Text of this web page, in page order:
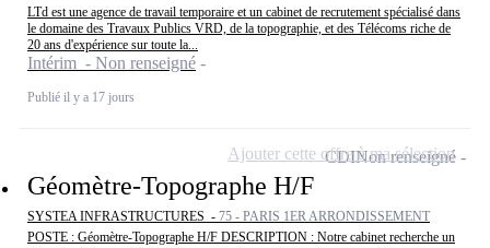
LTd est une agence de travail temporaire et un cabinet de recrutement spécialisé dans
le domaine des Travaux Publics VRD, de la topographie, et des Télécoms riche de
20 ans d'expérience sur toute la...
Intérim - Non renseigné
Publié il y a 17 jours
Géomètre-Topographe H/F
SYSTEA INFRASTRUCTURES - 75 - PARIS 1ER ARRONDISSEMENT
POSTE : Géomètre-Topographe H/F DESCRIPTION : Notre cabinet recherche un
CDINon renseigné
Ajouter cette offre à ma sélection